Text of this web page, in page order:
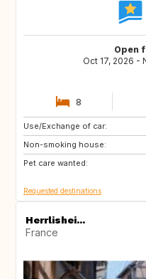
Open
Oct 17, 2026 -
8
Use/Exchange of car:
Non-smoking house:
Pet care wanted:
CA
IT
Requested destinations
Herrlishei...
France